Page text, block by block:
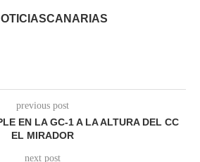
previous post
EN LA GC-1 A LA ALTURA DEL CC
EL MIRADOR
next post